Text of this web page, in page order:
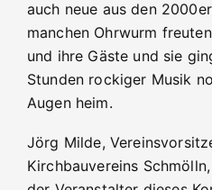
auch neue aus den
manchen Ohrwurm
und ihre Gäste und sie
Stunden rockiger Musik
Augen heim.
Jörg Milde,
Kirchbauvereins